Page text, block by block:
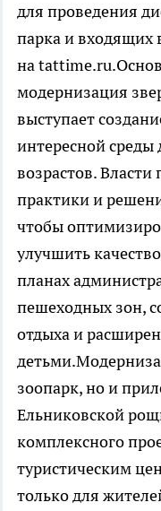
для проведения
парка и входящих
на
модернизация
выступает
интересной среды
возрастов.
практики и
чтобы
улучшить
планах
пешеходных зон,
отдыха и
зоопарк, но и
Ельниковской
комплексного
туристическим
только для